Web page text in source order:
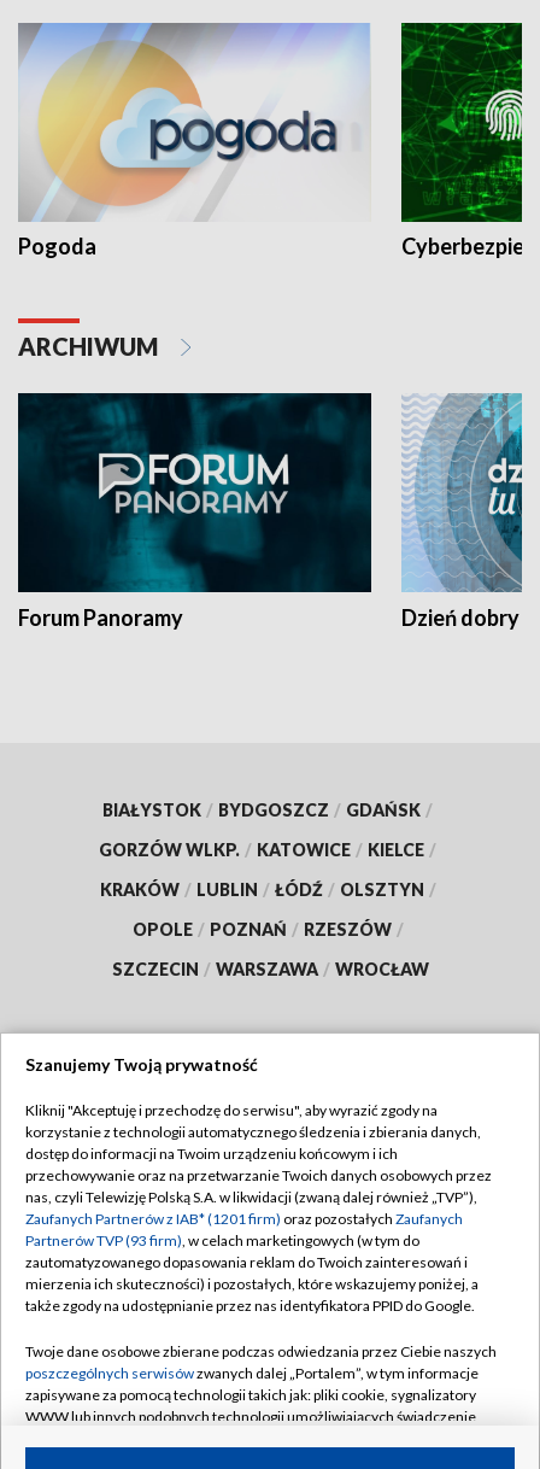
Pogoda
ARCHIWUM
Forum Panoramy Dzień dobry
BIAŁYSTOK / BYDGOSZCZ / GDAŃSK /
GORZÓW WLKP. / KATOWICE / KIELCE /
KRAKÓW / LUBLIN / ŁÓDŹ / OLSZTYN /
OPOLE / POZNAŃ / RZESZÓW /
SZCZECIN / WARSZAWA / WROCŁAW
TVP
Abonament TVP
Emisja w TVP
Centrum informacji TVP
Naziemna Telewizja Cyfrowa
Rada Programowa
System NOS
Informacje o nadawcy
Regulamin TVP
Polityka prywatności
Moje zgody
Pomoc
Kontakt
Kanały
Szanujemy Twoją prywatność
Kliknij "Akceptuję i przechodzę do serwisu", aby wyrazić zgody na
korzystanie z technologii automatycznego śledzenia i zbierania danych,
dostęp do informacji na Twoim urządzeniu końcowym i ich
przechowywanie oraz na przetwarzanie Twoich danych osobowych przez
nas, czyli Telewizję Polską S.A. w likwidacji (zwaną dalej również „TVP”),
Zaufanych Partnerów z IAB* (1201 firm) oraz pozostałych Zaufanych
Partnerów TVP (93 firm), w celach marketingowych (w tym do
zautomatyzowanego dopasowania reklam do Twoich zainteresowań i
mierzenia ich skuteczności) i pozostałych, które wskazujemy poniżej, a
także zgody na udostępnianie przez nas identyfikatora PPID do Google.
Twoje dane osobowe zbierane podczas odwiedzania przez Ciebie naszych
poszczególnych serwisówzwanych dalej „Portalem”, w tym informacje
zapisywane za pomocą technologii takich jak: pliki cookie, sygnalizatory
WWW lub innych podobnych technologii umożliwiających świadczenie